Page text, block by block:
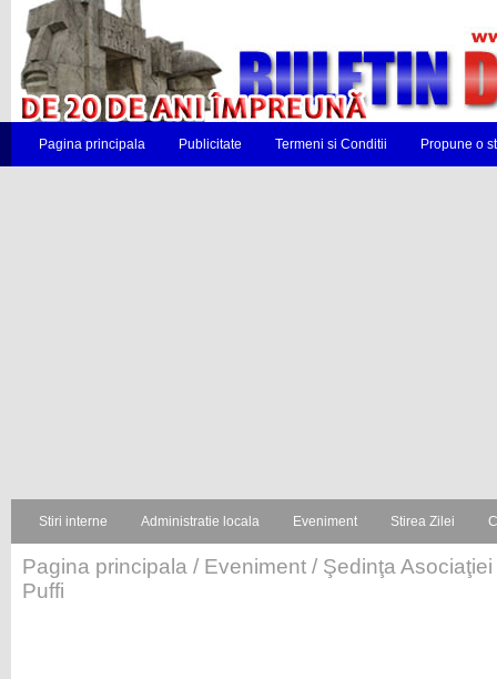
Pagina principala Publicitate Termeni si Conditii Propune o
Stiri interne Administratie locala Eveniment Stirea Zilei
Pagina principala / Eveniment / Şedinţa
Puffi